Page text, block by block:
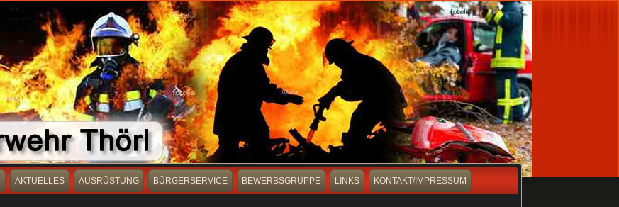
AKTUELLES AUSRÜSTUNG BÜRGERSERVICE BEWERBSGRUPPE LINKS KONTAKT/IMPRESSUM